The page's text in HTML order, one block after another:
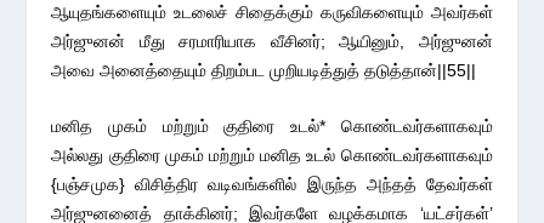
ஆயுதங்களையும் உடலைச் சிதைக்கும் கருவிகளையும் அவர்கள்
அர்ஜுனன் மீது சரமாரியாக வீசினர்; ஆயினும், அர்ஜுனன்
அவை அனைத்தையும் திறம்பட முறியடித்துத் தடுத்தான்||55||
மனித முகம் மற்றும் குதிரை உடல்* கொண்டவர்களாகவும்
அல்லது குதிரை முகம் மற்றும் மனித உடல் கொண்டவர்களாகவும்
{பஞ்சமுக} விசித்திர வடிவங்களில் இருந்த அந்தத் தேவர்கள்
அர்ஜுனனைத் தாக்கினர்; இவர்களே வழக்கமாக ‘யட்சர்கள்’